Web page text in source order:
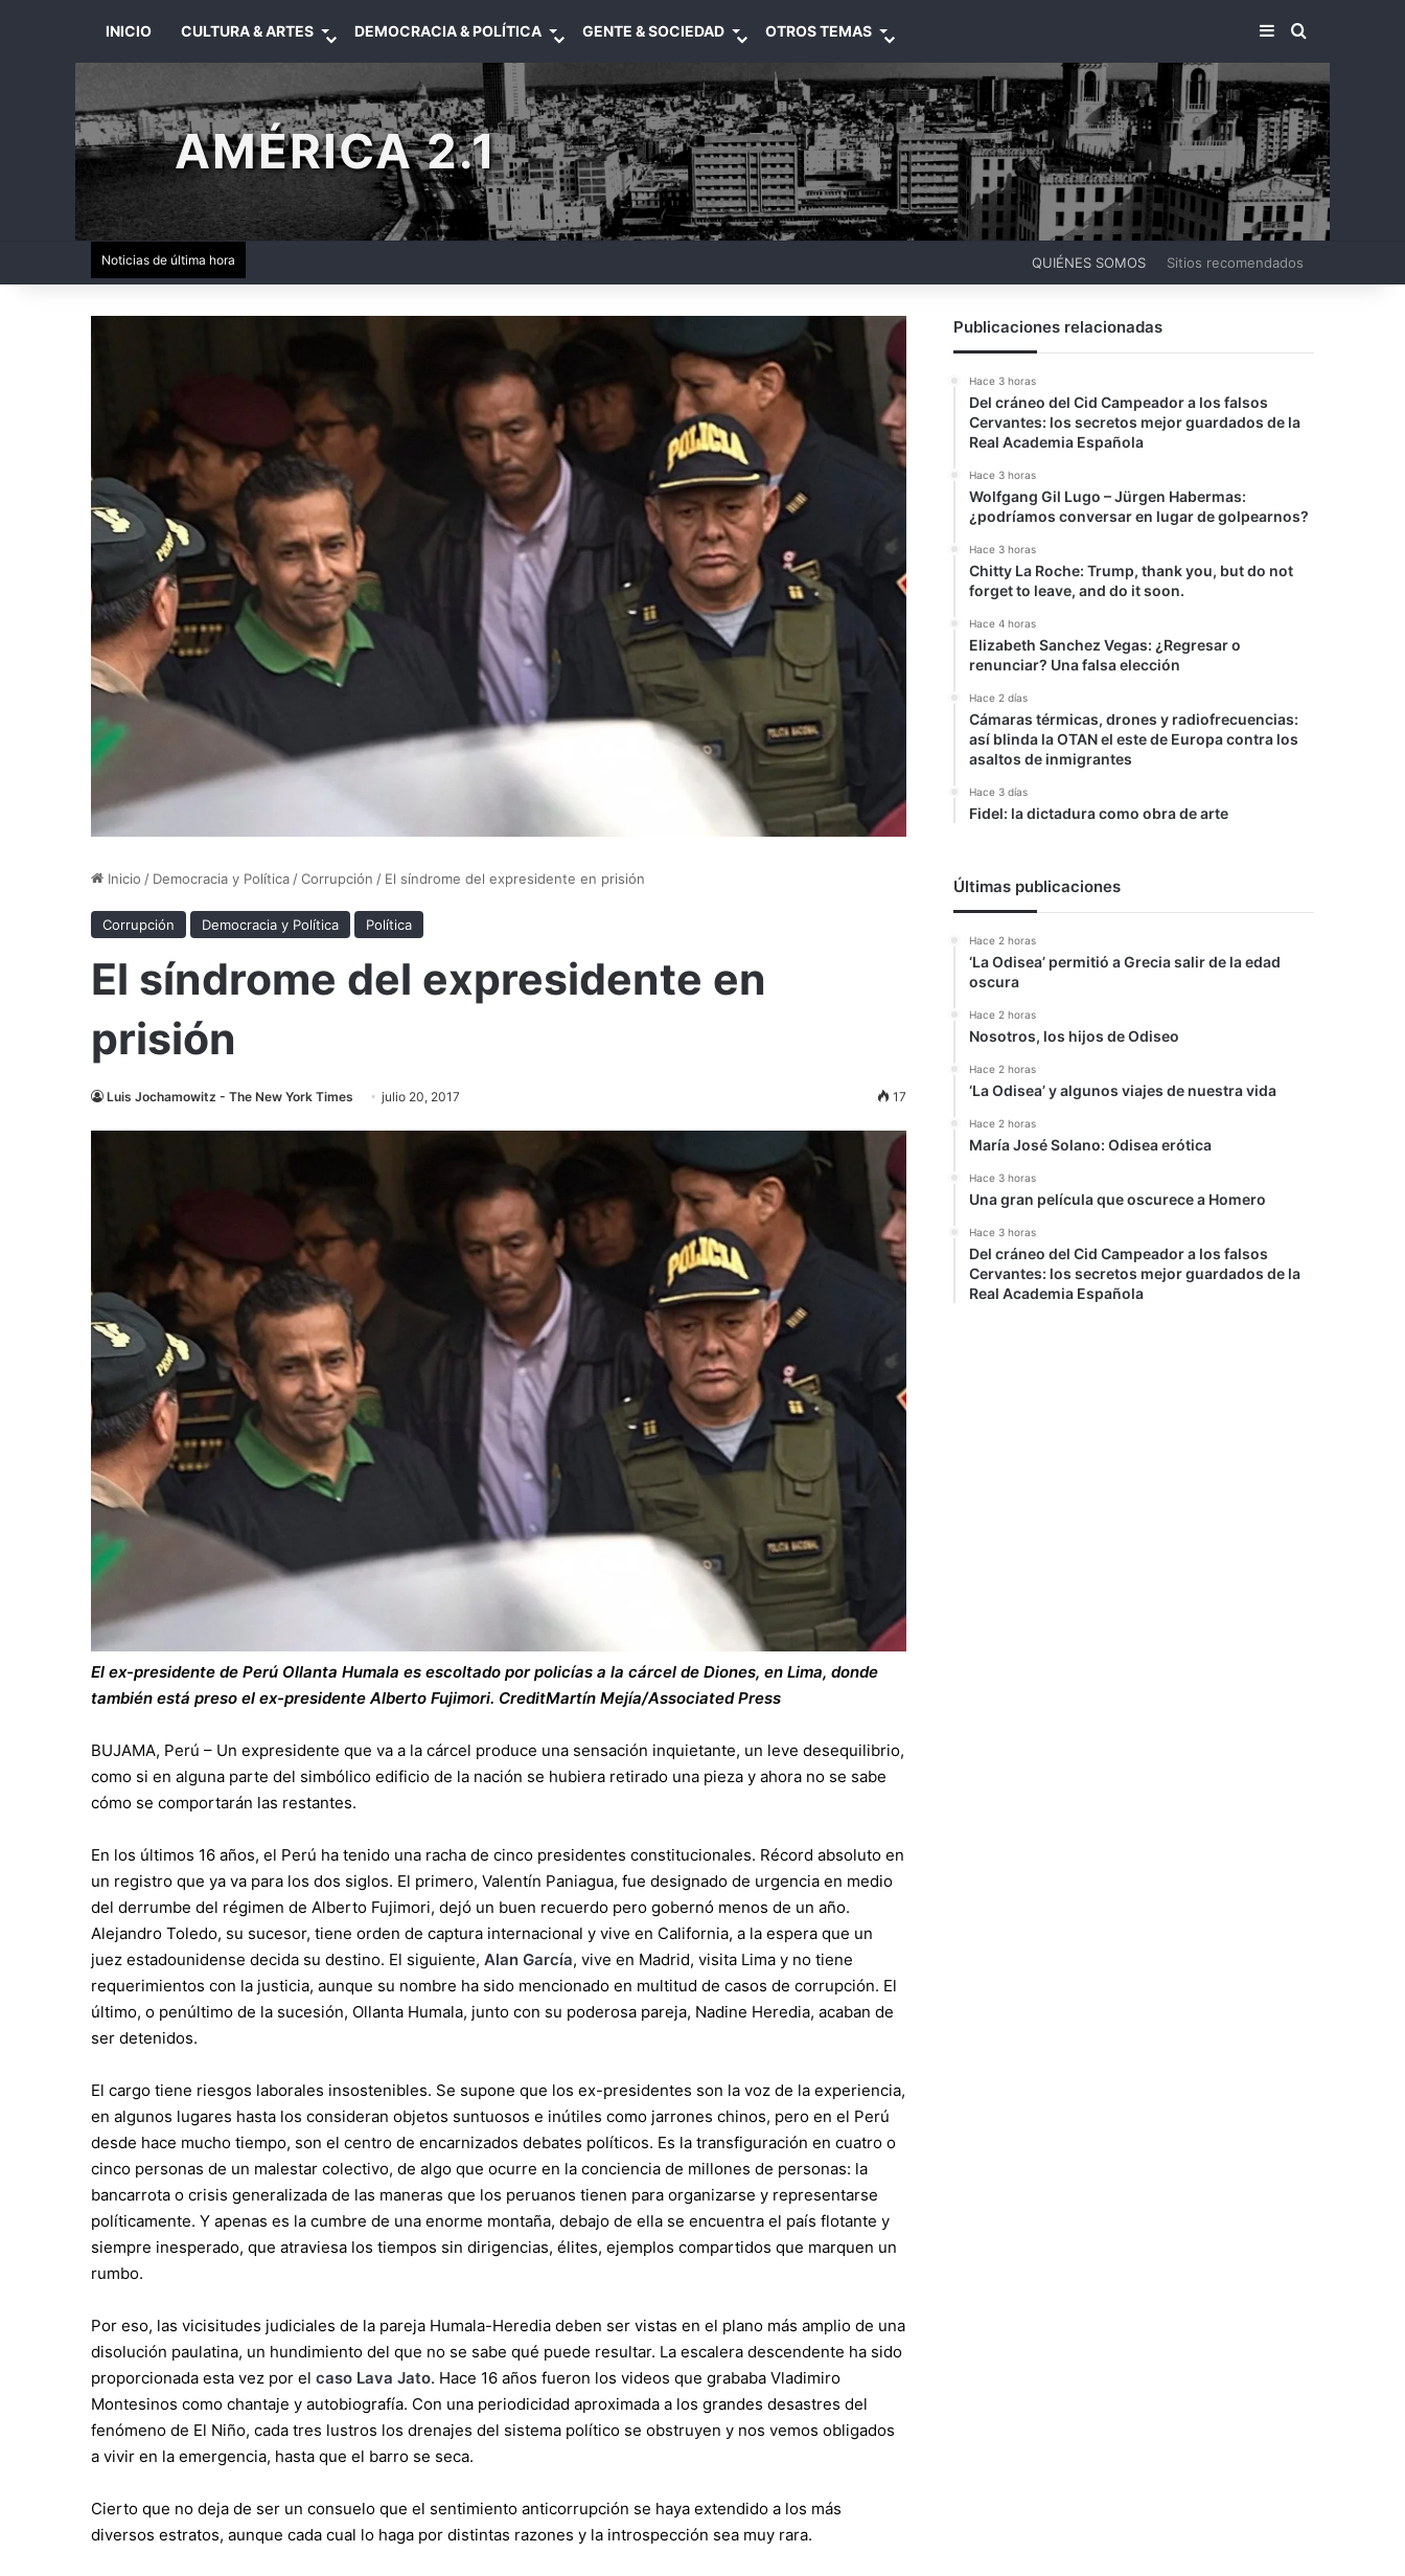
INICIO CULTURA & ARTES DEMOCRACIA & POLÍTICA GENTE & SOCIEDAD OTROS TEMAS BARRA LATERAL
BUSCAR
AMÉRICA 2.1
Noticias de última hora QUIÉNES SOMOS Sitios recomendados
Inicio / Democracia y Política /Corrupción / El síndrome del expresidente en prisión
Corrupción Democracia y Política Política
El síndrome del expresidente en
prisión
Luis Jochamowitz - The New York Times julio 20, 2017 17
El ex-presidente de Perú Ollanta Humala es escoltado por policías a la cárcel de Diones, en Lima, donde
también está preso el ex-presidente Alberto Fujimori. CreditMartín Mejía/Associated Press
BUJAMA, Perú – Un expresidente que va a la cárcel produce una sensación inquietante, un leve desequilibrio,
como si en alguna parte del simbólico edificio de la nación se hubiera retirado una pieza y ahora no se sabe
cómo se comportarán las restantes.
En los últimos 16 años, el Perú ha tenido una racha de cinco presidentes constitucionales. Récord absoluto en
un registro que ya va para los dos siglos. El primero, Valentín Paniagua, fue designado de urgencia en medio
del derrumbe del régimen de Alberto Fujimori, dejó un buen recuerdo pero gobernó menos de un año.
Alejandro Toledo, su sucesor, tiene orden de captura internacional y vive en California, a la espera que un
juez estadounidense decida su destino. El siguiente, Alan García, vive en Madrid, visita Lima y no tiene
requerimientos con la justicia, aunque su nombre ha sido mencionado en multitud de casos de corrupción. El
último, o penúltimo de la sucesión, Ollanta Humala, junto con su poderosa pareja, Nadine Heredia, acaban de
ser detenidos.
El cargo tiene riesgos laborales insostenibles. Se supone que los ex-presidentes son la voz de la experiencia,
en algunos lugares hasta los consideran objetos suntuosos e inútiles como jarrones chinos, pero en el Perú
desde hace mucho tiempo, son el centro de encarnizados debates políticos. Es la transfiguración en cuatro o
cinco personas de un malestar colectivo, de algo que ocurre en la conciencia de millones de personas: la
bancarrota o crisis generalizada de las maneras que los peruanos tienen para organizarse y representarse
políticamente. Y apenas es la cumbre de una enorme montaña, debajo de ella se encuentra el país flotante y
siempre inesperado, que atraviesa los tiempos sin dirigencias, élites, ejemplos compartidos que marquen un
rumbo.
Por eso, las vicisitudes judiciales de la pareja Humala-Heredia deben ser vistas en el plano más amplio de una
disolución paulatina, un hundimiento del que no se sabe qué puede resultar. La escalera descendente ha sido
proporcionada esta vez por el caso Lava Jato. Hace 16 años fueron los videos que grababa Vladimiro
Montesinos como chantaje y autobiografía. Con una periodicidad aproximada a los grandes desastres del
fenómeno de El Niño, cada tres lustros los drenajes del sistema político se obstruyen y nos vemos obligados
a vivir en la emergencia, hasta que el barro se seca.
Cierto que no deja de ser un consuelo que el sentimiento anticorrupción se haya extendido a los más
diversos estratos, aunque cada cual lo haga por distintas razones y la introspección sea muy rara.
Publicaciones relacionadas
Hace 3 horas
Del cráneo del Cid Campeador a los falsos
Cervantes: los secretos mejor guardados de la
Real Academia Española
Hace 3 horas
Wolfgang Gil Lugo – Jürgen Habermas:
¿podríamos conversar en lugar de golpearnos?
Hace 3 horas
Chitty La Roche: Trump, thank you, but do not
forget to leave, and do it soon.
Hace 4 horas
Elizabeth Sanchez Vegas: ¿Regresar o
renunciar? Una falsa elección
Hace 2 días
Cámaras térmicas, drones y radiofrecuencias:
así blinda la OTAN el este de Europa contra los
asaltos de inmigrantes
Hace 3 días
Fidel: la dictadura como obra de arte
Últimas publicaciones
Hace 2 horas
‘La Odisea’ permitió a Grecia salir de la edad
oscura
Hace 2 horas
Nosotros, los hijos de Odiseo
Hace 2 horas
‘La Odisea’ y algunos viajes de nuestra vida
Hace 2 horas
María José Solano: Odisea erótica
Hace 3 horas
Una gran película que oscurece a Homero
Hace 3 horas
Del cráneo del Cid Campeador a los falsos
Cervantes: los secretos mejor guardados de la
Real Academia Española